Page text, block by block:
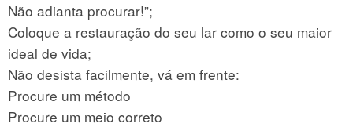
Não adianta procurar!”;
Coloque a restauração do seu lar como o seu maior
ideal de vida;
Não desista facilmente, vá em frente:
Procure um método
Procure um meio correto